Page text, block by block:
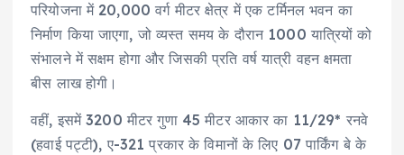
परियोजना में 20,000 वर्ग मीटर क्षेत्र में एक टर्मिनल भवन का
निर्माण किया जाएगा, जो व्यस्त समय के दौरान 1000 यात्रियों को
संभालने में सक्षम होगा और जिसकी प्रति वर्ष यात्री वहन क्षमता
बीस लाख होगी।
वहीं, इसमें 3200 मीटर गुणा 45 मीटर आकार का 11/29* रनवे
(हवाई पट्टी), ए-321 प्रकार के विमानों के लिए 07 पार्किंग बे के